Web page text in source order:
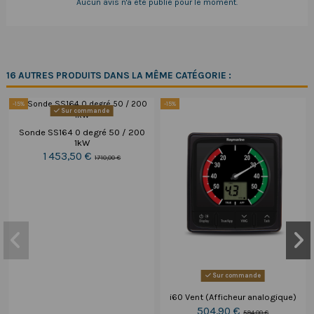
Aucun avis n'a été publié pour le moment.
16 AUTRES PRODUITS DANS LA MÊME CATÉGORIE :
-15%
Sur commande
Sonde SS164 0 degré 50 / 200
1kW
1 453,50 €1 710,00 €
-15%
Sur commande
i60 Vent (Afficheur analogique)
504,90 €594,00 €